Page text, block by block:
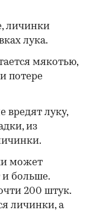
личинки
лука.
мякотью,
потере
вредят луку,
из
может
и больше.
200 штук.
личинки, а